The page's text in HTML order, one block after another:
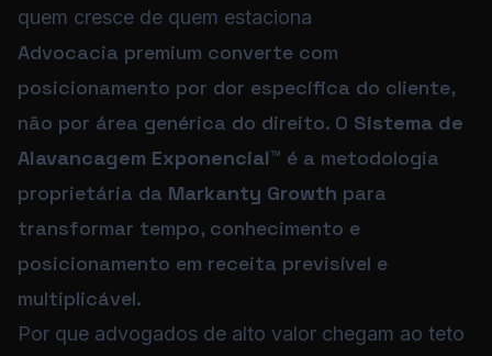
quem cresce de quem estaciona
Advocacia premium converte com
posicionamento por dor específica do cliente,
não por área genérica do direito. O Sistema de
Alavancagem Exponencial™ é a metodologia
proprietária da Markanty Growth para
transformar tempo, conhecimento e
posicionamento em receita previsível e
multiplicável.
Por que advogados de alto valor chegam ao teto